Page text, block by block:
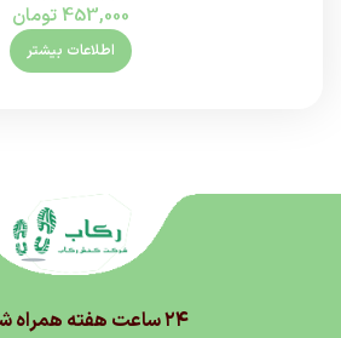
453,000 تومان
اطلاعات بیشتر
۲۴ ساعت هفته همراه شماییم